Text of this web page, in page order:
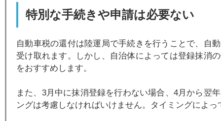
特別な手続きや申請は必要ない
自動車税の還付は陸運局で手続きを行うことで、自
受け取れます。しかし、自治体によっては登録抹消
をおすすめします。
また、3月中に抹消登録を行わない場合、4月から翌
ングは考慮しなければいけません。タイミングによ